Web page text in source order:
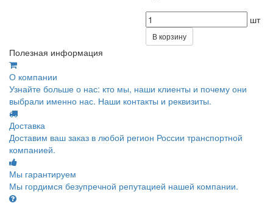
шт
В корзину
Полезная информация
О компании
Узнайте больше о нас: кто мы, наши клиенты и почему они
выбрали именно нас. Наши контакты и реквизиты.
Доставка
Доставим ваш заказ в любой регион России транспортной
компанией.
Мы гарантируем
Мы гордимся безупречной репутацией нашей компании.